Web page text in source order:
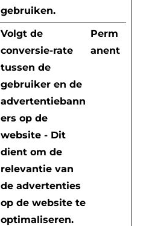
gebruiken.
Volgt de
conversie-rate
tussen de
gebruiker en de
advertentiebann
ers op de
website - Dit
dient om de
relevantie van
de advertenties
op de website te
optimaliseren.
Perm
anent